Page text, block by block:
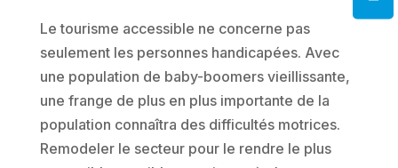
Le tourisme accessible ne concerne pas
seulement les personnes handicapées. Avec
une population de baby-boomers vieillissante,
une frange de plus en plus importante de la
population connaîtra des difficultés motrices.
Remodeler le secteur pour le rendre le plus